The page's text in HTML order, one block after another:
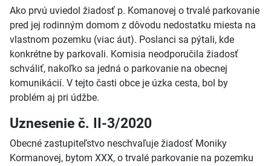
Ako prvú uviedol žiadosť p. Komanovej o trvalé parkovanie
pred jej rodinným domom z dôvodu nedostatku miesta na
vlastnom pozemku (viac áut). Poslanci sa pýtali, kde
konkrétne by parkovali. Komisia neodporučila žiadosť
schváliť, nakoľko sa jedná o parkovanie na obecnej
komunikácií. V tejto časti obce je úzka cesta, bol by
problém aj pri údžbe.
Uznesenie č. II-3/2020
Obecné zastupiteľstvo neschvaľuje žiadosť Moniky
Kormanovej, bytom XXX, o trvalé parkovanie na pozemku